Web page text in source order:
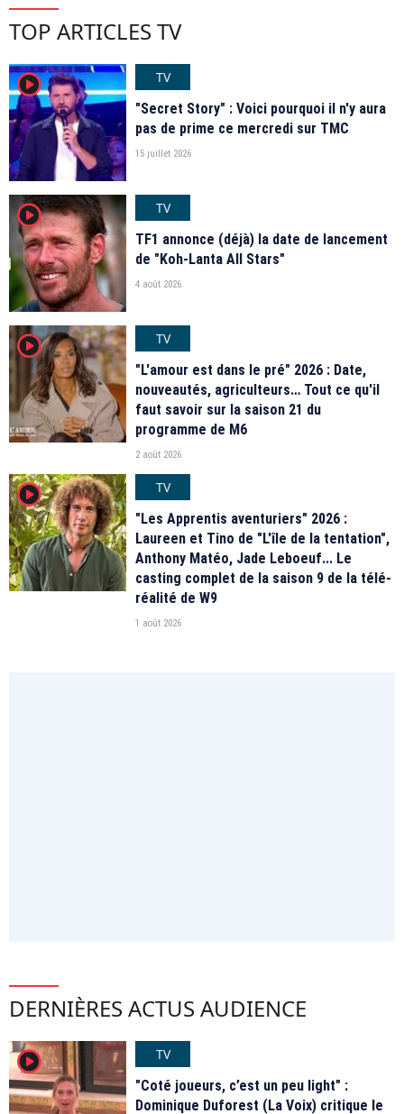
TOP ARTICLES TV
player2
TV
"Secret Story" : Voici pourquoi il n'y aura
pas de prime ce mercredi sur TMC
15 juillet 2026
player2
TV
TF1 annonce (déjà) la date de lancement
de "Koh-Lanta All Stars"
4 août 2026
player2
TV
"L'amour est dans le pré" 2026 : Date,
nouveautés, agriculteurs… Tout ce qu'il
faut savoir sur la saison 21 du
programme de M6
2 août 2026
player2
TV
"Les Apprentis aventuriers" 2026 :
Laureen et Tino de "L'île de la tentation",
Anthony Matéo, Jade Leboeuf... Le
casting complet de la saison 9 de la télé-
réalité de W9
1 août 2026
DERNIÈRES ACTUS AUDIENCE
player2
TV
"Coté joueurs, c’est un peu light" :
Dominique Duforest (La Voix) critique le